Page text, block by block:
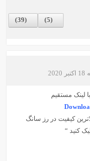
(
39
) (
5
)
لینک مستقیم
کیفیت در رز سانگ
کنید “